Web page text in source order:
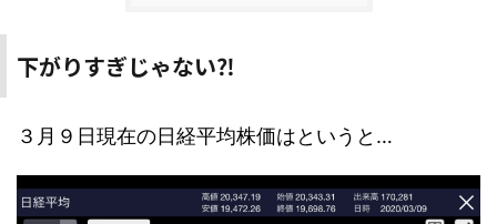
下がりすぎじゃない⁈
３月９日現在の日経平均株価はというと…